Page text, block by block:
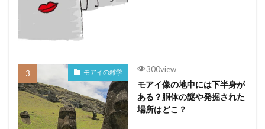
モアイの雑学 300view
モアイ像の地中には下半身が
ある？胴体の謎や発掘された
場所はどこ？